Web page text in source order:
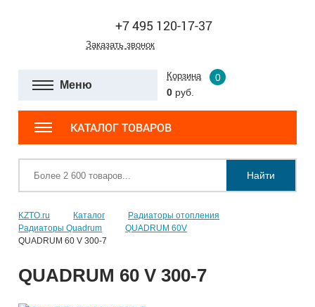
+7 495 120-17-37
Заказать звонок
Меню
Корзина
0
0 руб.
КАТАЛОГ ТОВАРОВ
Найти
KZTO.ru Каталог
Радиаторы отопления
Радиаторы Quadrum
QUADRUM 60V
QUADRUM 60 V 300-7
QUADRUM 60 V 300-7